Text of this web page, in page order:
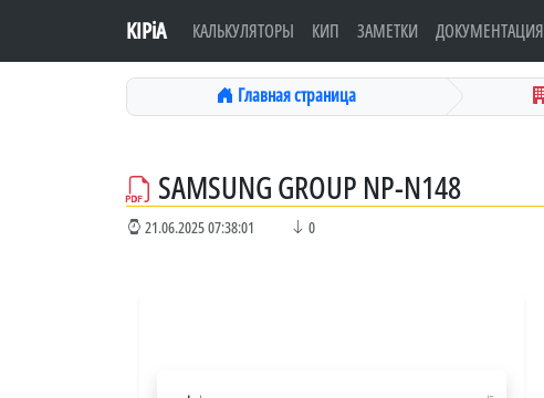
KIPiA КАЛЬКУЛЯТОРЫ КИП ЗАМЕТКИ ДОКУМЕНТАЦИЯ
Главная страница
SAMSUNG GROUP NP-N148
21.06.2025 07:38:01 0